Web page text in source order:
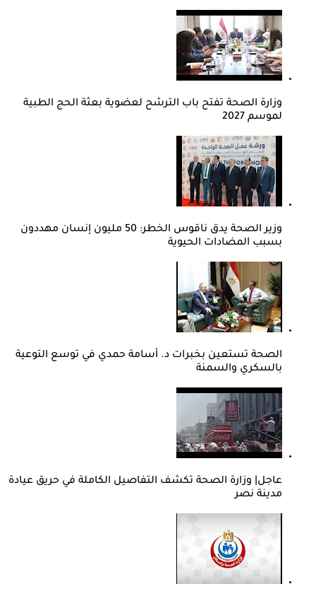
وزارة الصحة تفتح باب الترشح لعضوية بعثة الحج الطبية
لموسم 2027
وزير الصحة يدق ناقوس الخطر: 50 مليون إنسان مهددون
بسبب المضادات الحيوية
الصحة تستعين بخبرات د. أسامة حمدي في توسع التوعية
بالسكري والسمنة
عاجل| وزارة الصحة تكشف التفاصيل الكاملة في حريق عيادة
مدينة نصر